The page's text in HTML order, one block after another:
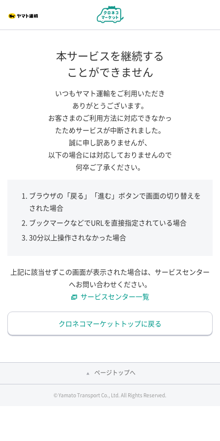
本サービスを継続する
ことができません
いつもヤマト運輸をご利用いただき
ありがとうございます。
お客さまのご利用方法に対応できなかっ
たためサービスが中断されました。
誠に申し訳ありませんが、
以下の場合には対応しておりませんので
何卒ご了承ください。
ブラウザの「戻る」「進む」ボタンで画面の切り替えを
された場合
ブックマークなどでURLを直接指定されている場合
30分以上操作されなかった場合
上記に該当せずこの画面が表示された場合は、サービスセンター
へお問い合わせください。
サービスセンター一覧
クロネコマーケットトップに戻る
ページトップへ
© Yamato Transport Co., Ltd. All Rights Reserved.